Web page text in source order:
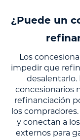
¿Puede un
Los
impedir que
desalentarlo.
concesionarios
refinanciación
los
y conectan a
externos para